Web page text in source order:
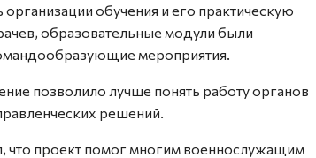
обучения и его практическую
образовательные модули были
мероприятия.
позволило лучше понять работу органов
решений.
проект помог многим военнослужащим